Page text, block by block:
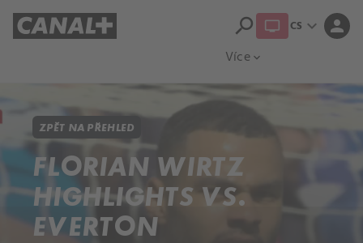
Více expand_more
search CS expand_more person
ZPĚT NA PŘEHLED
FLORIAN WIRTZ
HIGHLIGHTS VS.
EVERTON